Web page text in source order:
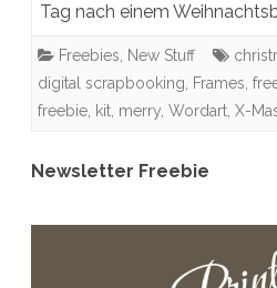
Tag nach einem
Freebies, New Stuff
digital scrapbooking, Frames,
freebie, kit, merry, Wordart, X-
Newsletter Freebie